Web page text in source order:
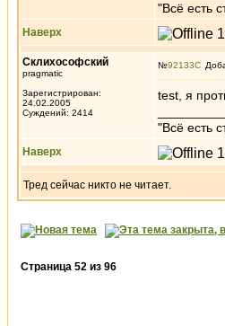
"Всё есть
Наверх
Склихософский
pragmatic
Зарегистрирован:
24.02.2005
Суждений: 2414
№92133
test, я
"Всё есть
Наверх
Тред сейчас никто не читает.
Страница 52 из 96